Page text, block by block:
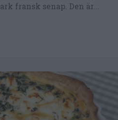
fransk senap. Den är...